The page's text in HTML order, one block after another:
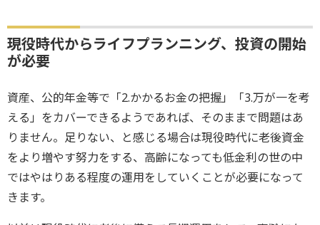
現役時代からライフプランニング、投資の開始
が必要
資産、公的年金等で「2.かかるお金の把握」「3.万が一を考
える」をカバーできるようであれば、そのままで問題はあ
りません。足りない、と感じる場合は現役時代に老後資金
をより増やす努力をする、高齢になっても低金利の世の中
ではやはりある程度の運用をしていくことが必要になって
きます。